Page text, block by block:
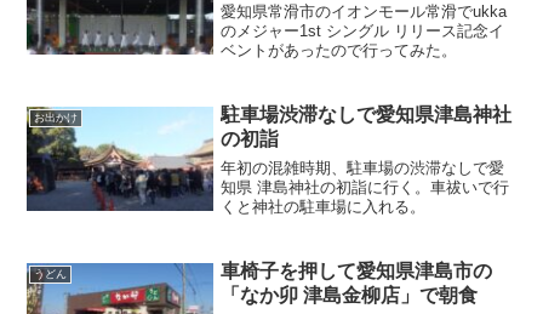
愛知県常滑市のイオンモール常滑でukka
のメジャー1st シングル リリース記念イ
ベントがあったので行ってみた。
お出かけ
駐車場渋滞なしで愛知県津島神社
の初詣
年初の混雑時期、駐車場の渋滞なしで愛
知県 津島神社の初詣に行く。車祓いで行
くと神社の駐車場に入れる。
うどん
車椅子を押して愛知県津島市の
「なか卯 津島金柳店」で朝食